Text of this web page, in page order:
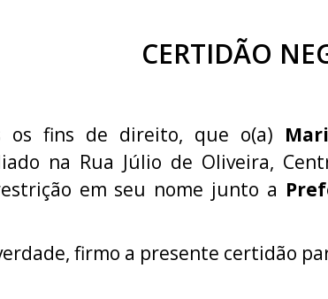
CERTIDÃO
os fins de direito, que o(a)
na Rua Júlio de Oliveira,
em seu nome junto a
firmo a presente certidão